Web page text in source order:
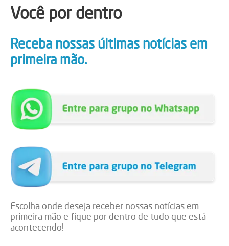
Você por dentro
Receba nossas últimas notícias em
primeira mão.
Escolha onde deseja receber nossas notícias em
primeira mão e fique por dentro de tudo que está
acontecendo!